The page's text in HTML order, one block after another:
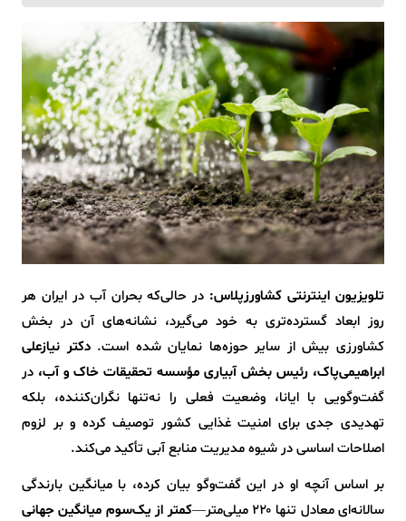
تلویزیون اینترنتی کشاورزپلاس: در حالی‌که بحران آب در ایران هر
روز ابعاد گسترده‌تری به خود می‌گیرد، نشانه‌های آن در بخش
کشاورزی بیش از سایر حوزه‌ها نمایان شده است.دکتر نیازعلی
ابراهیمی‌پاک، رئیس بخش آبیاری مؤسسه تحقیقات خاک و آب، در
گفت‌وگویی با ایانا، وضعیت فعلی را نه‌تنها نگران‌کننده، بلکه
تهدیدی جدی برای امنیت غذایی کشور توصیف کرده و بر لزوم
اصلاحات اساسی در شیوه مدیریت منابع آبی تأکید می‌کند.
بر اساس آنچه او در این گفت‌وگو بیان کرده، با میانگین بارندگی
سالانه‌ای معادل تنها ۲۲۰ میلی‌متر—
کمتر از یک‌سوم میانگین جهانی